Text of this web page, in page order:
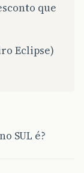
que
Eclipse)
SUL é?